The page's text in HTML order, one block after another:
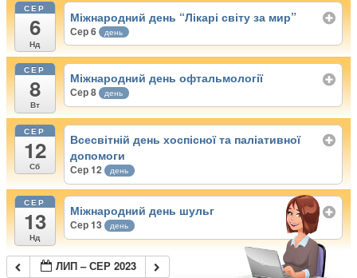
СЕР
6
Нд
Міжнародний день “Лікарі світу за мир”
Сер 6 день
СЕР
8
Вт
Міжнародний день офтальмології
Сер 8 день
СЕР
12
Сб
Всесвітній день хоспісної та паліативної
допомоги
Сер 12 день
СЕР
13
Нд
Міжнародний день шульг
Сер 13 день
ЛИП – СЕР 2023